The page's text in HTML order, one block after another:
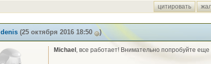
цитировать
denis (25 октября 2016 18:50 )
Michael , все работает! Внимательно попробуйте еще